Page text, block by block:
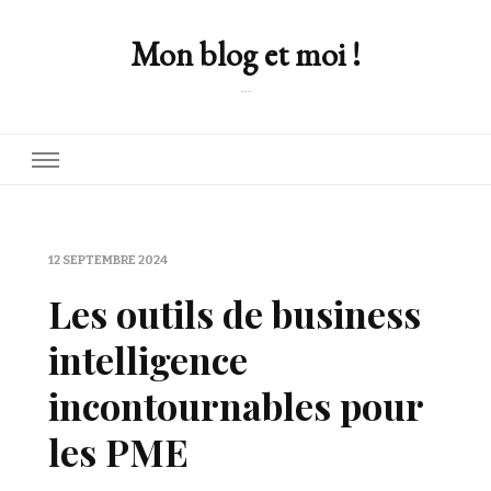
Mon blog et moi !
…
12 SEPTEMBRE 2024
Les outils de business
intelligence
incontournables pour
les PME